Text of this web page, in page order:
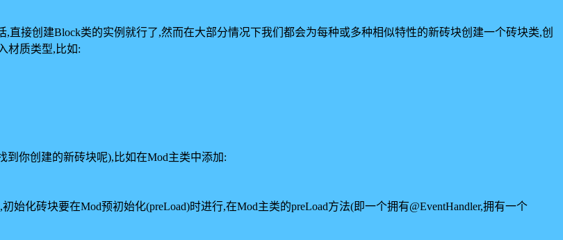
接创建Block类的实例就行了,然而在大部分情况下我们都会为每种或多种相似特性的新砖块创建一个砖块类,创
材质类型,比如:
你创建的新砖块呢),比如在Mod主类中添加:
化砖块要在Mod预初始化(preLoad)时进行,在Mod主类的preLoad方法(即一个拥有@EventHandler,拥有一个